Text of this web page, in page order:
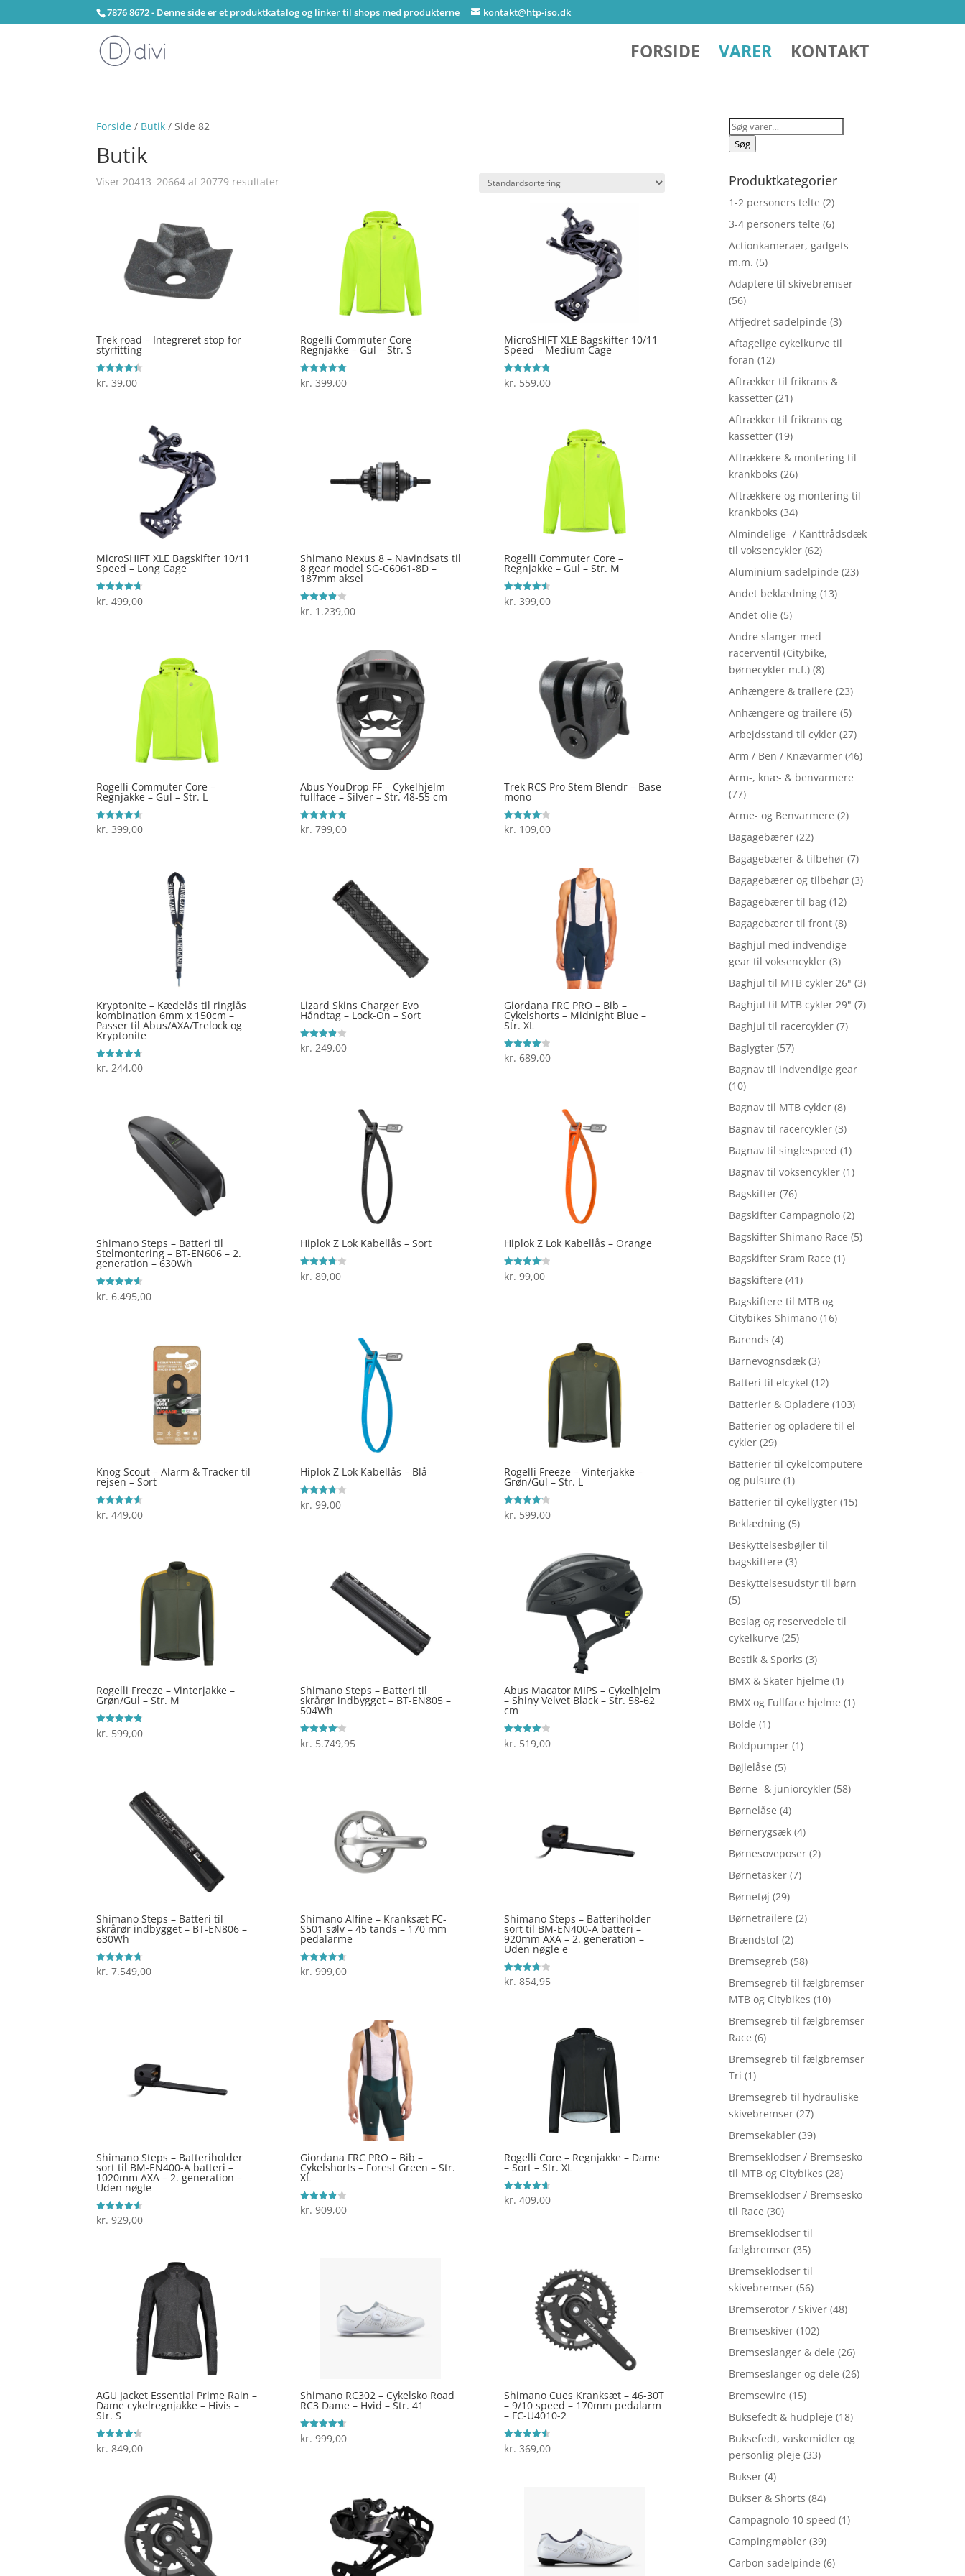
7876 8672 - Denne side er et produktkatalog og linker til shops med produkterne kontakt@htp-iso.dk
FORSIDE VARER KONTAKT
Forside / Butik / Side 82
Butik
Viser 20413–20664 af 20779 resultater
Trek road – Integreret stop for
styrfitting
Vurderet
4.4
kr. 39,00
Rogelli Commuter Core –
Regnjakke – Gul – Str. S
Vurderet
5
kr. 399,00
MicroSHIFT XLE Bagskifter 10/11
Speed – Medium Cage
Vurderet
4.8
kr. 559,00
MicroSHIFT XLE Bagskifter 10/11
Speed – Long Cage
Vurderet
4.7
kr. 499,00
Shimano Nexus 8 – Navindsats til
8 gear model SG-C6061-8D –
187mm aksel
Vurderet
3.9
kr. 1.239,00
Rogelli Commuter Core –
Regnjakke – Gul – Str. M
Vurderet
4.6
kr. 399,00
Rogelli Commuter Core –
Regnjakke – Gul – Str. L
Vurderet
4.5
kr. 399,00
Abus YouDrop FF – Cykelhjelm
fullface – Silver – Str. 48-55 cm
Vurderet
5
kr. 799,00
Trek RCS Pro Stem Blendr – Base
mono
Vurderet
4.1
kr. 109,00
Kryptonite – Kædelås til ringlås
kombination 6mm x 150cm –
Passer til Abus/AXA/Trelock og
Kryptonite
Vurderet
4.7
kr. 244,00
Lizard Skins Charger Evo
Håndtag – Lock-On – Sort
Vurderet
3.9
kr. 249,00
Giordana FRC PRO – Bib –
Cykelshorts – Midnight Blue –
Str. XL
Vurderet
4
kr. 689,00
Shimano Steps – Batteri til
Stelmontering – BT-EN606 – 2.
generation – 630Wh
Vurderet
4.6
kr. 6.495,00
Hiplok Z Lok Kabellås – Sort
Vurderet
3.8
kr. 89,00
Hiplok Z Lok Kabellås – Orange
Vurderet
4.1
kr. 99,00
Knog Scout – Alarm & Tracker til
rejsen – Sort
Vurderet
4.6
kr. 449,00
Hiplok Z Lok Kabellås – Blå
Vurderet
3.8
kr. 99,00
Rogelli Freeze – Vinterjakke –
Grøn/Gul – Str. L
Vurderet
4.2
kr. 599,00
Rogelli Freeze – Vinterjakke –
Grøn/Gul – Str. M
Vurderet
4.8
kr. 599,00
Shimano Steps – Batteri til
skrårør indbygget – BT-EN805 –
504Wh
Vurderet
4.1
kr. 5.749,95
Abus Macator MIPS – Cykelhjelm
– Shiny Velvet Black – Str. 58-62
cm
Vurderet
4
kr. 519,00
Shimano Steps – Batteri til
skrårør indbygget – BT-EN806 –
630Wh
Vurderet
4.7
kr. 7.549,00
Shimano Alfine – Kranksæt FC-
S501 sølv – 45 tands – 170 mm
pedalarme
Vurderet
4.6
kr. 999,00
Shimano Steps – Batteriholder
sort til BM-EN400-A batteri –
920mm AXA – 2. generation –
Uden nøgle e
Vurderet
3.8
kr. 854,95
Shimano Steps – Batteriholder
sort til BM-EN400-A batteri –
1020mm AXA – 2. generation –
Uden nøgle
Vurderet
4.5
kr. 929,00
Giordana FRC PRO – Bib –
Cykelshorts – Forest Green – Str.
XL
Vurderet
3.9
kr. 909,00
Rogelli Core – Regnjakke – Dame
– Sort – Str. XL
Vurderet
4.7
kr. 409,00
AGU Jacket Essential Prime Rain –
Dame cykelregnjakke – Hivis –
Str. S
Vurderet
4.3
kr. 849,00
Shimano RC302 – Cykelsko Road
RC3 Dame – Hvid – Str. 41
Vurderet
4.6
kr. 999,00
Shimano Cues Kranksæt – 46-30T
– 9/10 speed – 170mm pedalarm
– FC-U4010-2
Vurderet
4.5
kr. 369,00
Søg
efter:
Søg
Produktkategorier
1-2 personers telte (2)
3-4 personers telte (6)
Actionkameraer, gadgets
m.m. (5)
Adaptere til skivebremser
(56)
Affjedret sadelpinde (3)
Aftagelige cykelkurve til
foran (12)
Aftrækker til frikrans &
kassetter (21)
Aftrækker til frikrans og
kassetter (19)
Aftrækkere & montering til
krankboks (26)
Aftrækkere og montering til
krankboks (34)
Almindelige- / Kanttrådsdæk
til voksencykler (62)
Aluminium sadelpinde (23)
Andet beklædning (13)
Andet olie (5)
Andre slanger med
racerventil (Citybike,
børnecykler m.f.) (8)
Anhængere & trailere (23)
Anhængere og trailere (5)
Arbejdsstand til cykler (27)
Arm / Ben / Knævarmer (46)
Arm-, knæ- & benvarmere
(77)
Arme- og Benvarmere (2)
Bagagebærer (22)
Bagagebærer & tilbehør (7)
Bagagebærer og tilbehør (3)
Bagagebærer til bag (12)
Bagagebærer til front (8)
Baghjul med indvendige
gear til voksencykler (3)
Baghjul til MTB cykler 26" (3)
Baghjul til MTB cykler 29" (7)
Baghjul til racercykler (7)
Baglygter (57)
Bagnav til indvendige gear
(10)
Bagnav til MTB cykler (8)
Bagnav til racercykler (3)
Bagnav til singlespeed (1)
Bagnav til voksencykler (1)
Bagskifter (76)
Bagskifter Campagnolo (2)
Bagskifter Shimano Race (5)
Bagskifter Sram Race (1)
Bagskiftere (41)
Bagskiftere til MTB og
Citybikes Shimano (16)
Barends (4)
Barnevognsdæk (3)
Batteri til elcykel (12)
Batterier & Opladere (103)
Batterier og opladere til el-
cykler (29)
Batterier til cykelcomputere
og pulsure (1)
Batterier til cykellygter (15)
Beklædning (5)
Beskyttelsesbøjler til
bagskiftere (3)
Beskyttelsesudstyr til børn
(5)
Beslag og reservedele til
cykelkurve (25)
Bestik & Sporks (3)
BMX & Skater hjelme (1)
BMX og Fullface hjelme (1)
Bolde (1)
Boldpumper (1)
Bøjlelåse (5)
Børne- & juniorcykler (58)
Børnelåse (4)
Børnerygsæk (4)
Børnesoveposer (2)
Børnetasker (7)
Børnetøj (29)
Børnetrailere (2)
Brændstof (2)
Bremsegreb (58)
Bremsegreb til fælgbremser
MTB og Citybikes (10)
Bremsegreb til fælgbremser
Race (6)
Bremsegreb til fælgbremser
Tri (1)
Bremsegreb til hydrauliske
skivebremser (27)
Bremsekabler (39)
Bremseklodser / Bremsesko
til MTB og Citybikes (28)
Bremseklodser / Bremsesko
til Race (30)
Bremseklodser til
fælgbremser (35)
Bremseklodser til
skivebremser (56)
Bremserotor / Skiver (48)
Bremseskiver (102)
Bremseslanger & dele (26)
Bremseslanger og dele (26)
Bremsewire (15)
Buksefedt & hudpleje (18)
Buksefedt, vaskemidler og
personlig pleje (33)
Bukser (4)
Bukser & Shorts (84)
Campagnolo 10 speed (1)
Campingmøbler (39)
Carbon sadelpinde (6)